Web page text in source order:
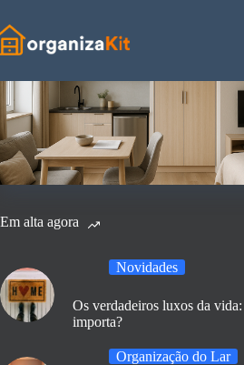
para
o
conteúdo
Em alta agora
Novidades
Os verdadeiros luxos da
importa?
Organização do Lar